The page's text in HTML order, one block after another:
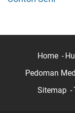
Home
Pedoman
Sitemap